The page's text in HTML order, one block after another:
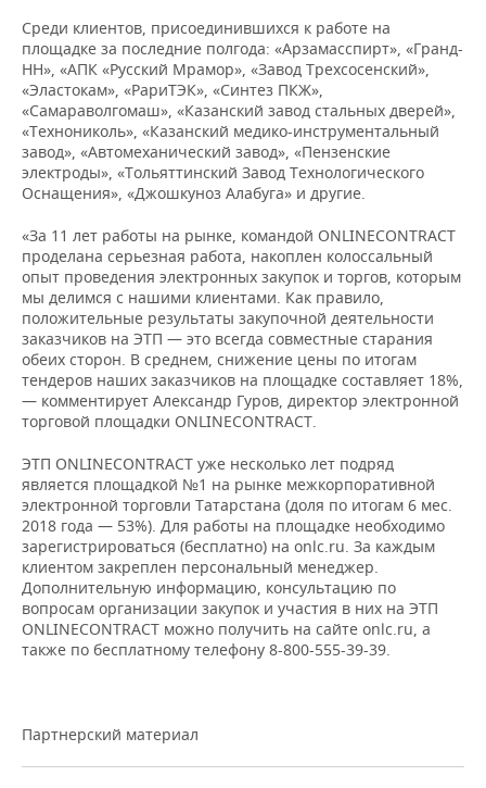
КИБЕРСПОРТ
ФИГУРНОЕ КАТАНИЕ
ВОДНЫЕ ВИДЫ СПОРТА
ХОККЕЙ С МЯЧОМ
КУЛЬТУРА
МЕДИЦИНА
ОБРАЗОВАНИЕ
ПРОИСШЕСТВИЯ
СПИСОК КОМПАНИЙ
Среди клиентов, присоединившихся к работе на
площадке за последние полгода: «Арзамасспирт», «Гранд-
НН», «АПК «Русский Мрамор», «Завод Трехсосенский»,
«Эластокам», «РариТЭК», «Синтез ПКЖ»,
«Самараволгомаш», «Казанский завод стальных дверей»,
«Технониколь», «Казанский медико-инструментальный
завод», «Автомеханический завод», «Пензенские
электроды», «Тольяттинский Завод Технологического
Оснащения», «Джошкуноз Алабуга» и другие.
«За 11 лет работы на рынке, командой ONLINECONTRACT
проделана серьезная работа, накоплен колоссальный
опыт проведения электронных закупок и торгов, которым
мы делимся с нашими клиентами. Как правило,
положительные результаты закупочной деятельности
заказчиков на ЭТП — это всегда совместные старания
обеих сторон. В среднем, снижение цены по итогам
тендеров наших заказчиков на площадке составляет 18%,
— комментирует Александр Гуров, директор электронной
торговой площадки ONLINECONTRACT.
ЭТП ONLINECONTRACT уже несколько лет подряд
является площадкой №1 на рынке межкорпоративной
электронной торговли Татарстана (доля по итогам 6 мес.
2018 года — 53%). Для работы на площадке необходимо
зарегистрироваться (бесплатно) на onlc.ru. За каждым
клиентом закреплен персональный менеджер.
Дополнительную информацию, консультацию по
вопросам организации закупок и участия в них на ЭТП
ONLINECONTRACT можно получить на сайте onlc.ru, а
также по бесплатному телефону 8-800-555-39-39.
Партнерский материал